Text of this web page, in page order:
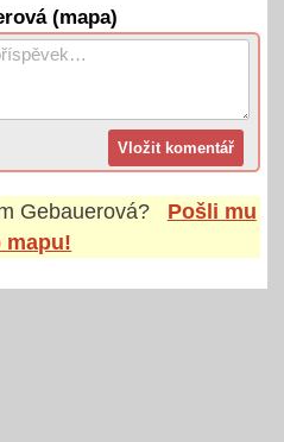
(mapa)
Gebauerová?
Pošli mu
mapu!